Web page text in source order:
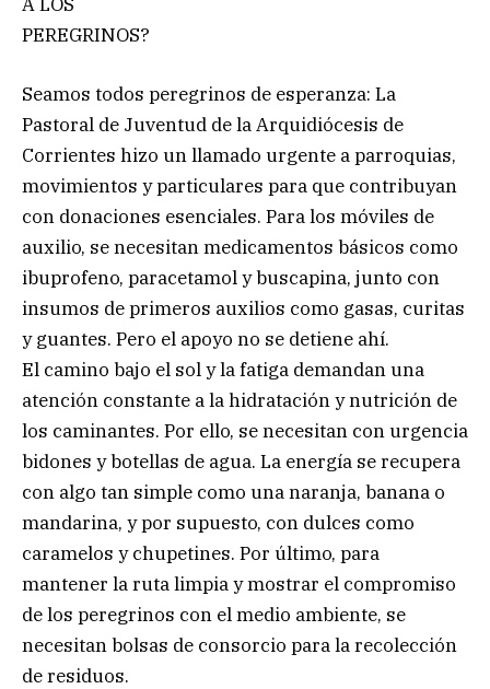
PEREGRINOS?
Seamos todos peregrinos de esperanza: La
Pastoral de Juventud de la Arquidiócesis de
Corrientes hizo un llamado urgente a parroquias,
movimientos y particulares para que contribuyan
con donaciones esenciales. Para los móviles de
auxilio, se necesitan medicamentos básicos como
ibuprofeno, paracetamol y buscapina, junto con
insumos de primeros auxilios como gasas, curitas
y guantes. Pero el apoyo no se detiene ahí.
El camino bajo el sol y la fatiga demandan una
atención constante a la hidratación y nutrición de
los caminantes. Por ello, se necesitan con urgencia
bidones y botellas de agua. La energía se recupera
con algo tan simple como una naranja, banana o
mandarina, y por supuesto, con dulces como
caramelos y chupetines. Por último, para
mantener la ruta limpia y mostrar el compromiso
de los peregrinos con el medio ambiente, se
necesitan bolsas de consorcio para la recolección
de residuos.